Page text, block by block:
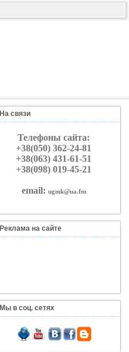
На связи
Телефоны сайта:
+38(050) 362-24-81
+38(063) 431-61-51
+38(098) 019-45-21
email: ugmk@ua.fm
Реклама на сайте
Мы в соц. сетях